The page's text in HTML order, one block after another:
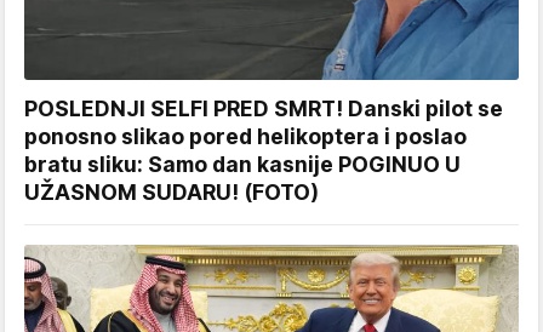
POSLEDNJI SELFI PRED SMRT! Danski pilot se
ponosno slikao pored helikoptera i poslao
bratu sliku: Samo dan kasnije POGINUO U
UŽASNOM SUDARU! (FOTO)